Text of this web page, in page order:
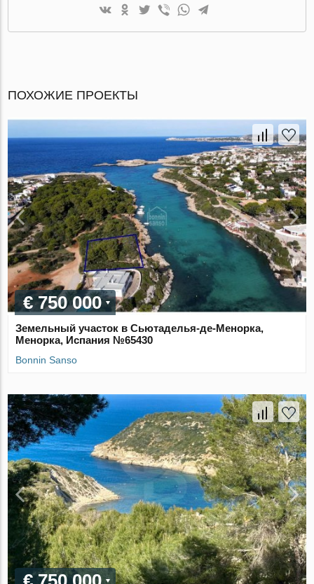
ПОХОЖИЕ ПРОЕКТЫ
€ 750 000
Земельный участок в Сьютаделья-де-Менорка,
Менорка, Испания №65430
Bonnin Sanso